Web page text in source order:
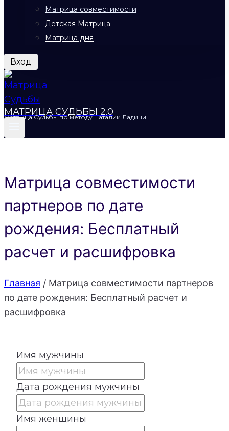
Матрица совместимости
Детская Матрица
Матрица дня
Вход
МАТРИЦА СУДЬБЫ 2.0
Матрица Судьбы по методу Наталии Ладини
Матрица совместимости
партнеров по дате
рождения: Бесплатный
расчет и расшифровка
Главная / Матрица совместимости партнеров
по дате рождения: Бесплатный расчет и
расшифровка
Имя мужчины
Дата рождения мужчины
Имя женщины